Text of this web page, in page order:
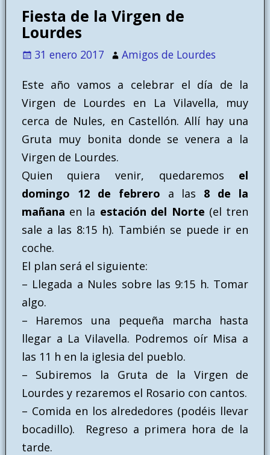
Fiesta de la Virgen de
Lourdes
31 enero 2017 Amigos de Lourdes
Este año vamos a celebrar el día de la
Virgen de Lourdes en La Vilavella, muy
cerca de Nules, en Castellón. Allí hay una
Gruta muy bonita donde se venera a la
Virgen de Lourdes.
Quien quiera venir, quedaremos el
domingo 12 de febrero a las 8 de la
mañana en la estación del Norte (el tren
sale a las 8:15 h). También se puede ir en
coche.
El plan será el siguiente:
– Llegada a Nules sobre las 9:15 h. Tomar
algo.
– Haremos una pequeña marcha hasta
llegar a La Vilavella. Podremos oír Misa a
las 11 h en la iglesia del pueblo.
– Subiremos la Gruta de la Virgen de
Lourdes y rezaremos el Rosario con cantos.
– Comida en los alrededores (podéis llevar
bocadillo). Regreso a primera hora de la
tarde.